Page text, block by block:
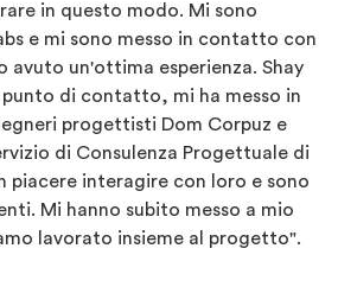
in questo modo. Mi sono
e mi sono messo in contatto con
avuto un'ottima esperienza. Shay
di contatto, mi ha messo in
progettisti Dom Corpuz e
di Consulenza Progettuale di
piacere interagire con loro e sono
Mi hanno subito messo a mio
lavorato insieme al progetto".